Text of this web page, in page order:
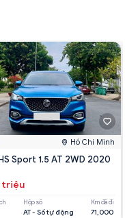
Hồ Chí Minh
Sport 1.5 AT 2WD 2020
triệu
Hộp số
AT - Số tự động
Km đã đi
71,000